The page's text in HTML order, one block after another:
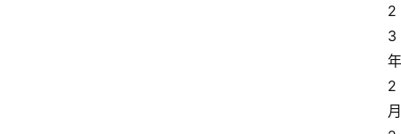
2
3
年
2
月